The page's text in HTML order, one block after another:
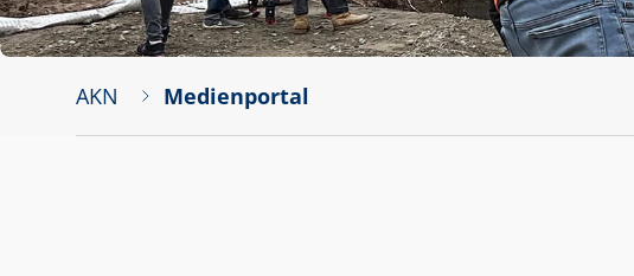
AKN Medienportal